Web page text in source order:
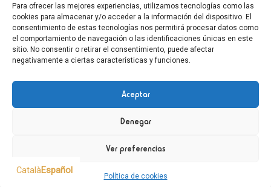
Para ofrecer las mejores experiencias, utilizamos tecnologías como las
cookies para almacenar y/o acceder a la información del dispositivo. El
consentimiento de estas tecnologías nos permitirá procesar datos como
el comportamiento de navegación o las identificaciones únicas en este
sitio. No consentir o retirar el consentimiento, puede afectar
negativamente a ciertas características y funciones.
Aceptar
Denegar
Ver preferencias
Política de cookies
Milos Salgueda por Docfav
CatalàEspañol